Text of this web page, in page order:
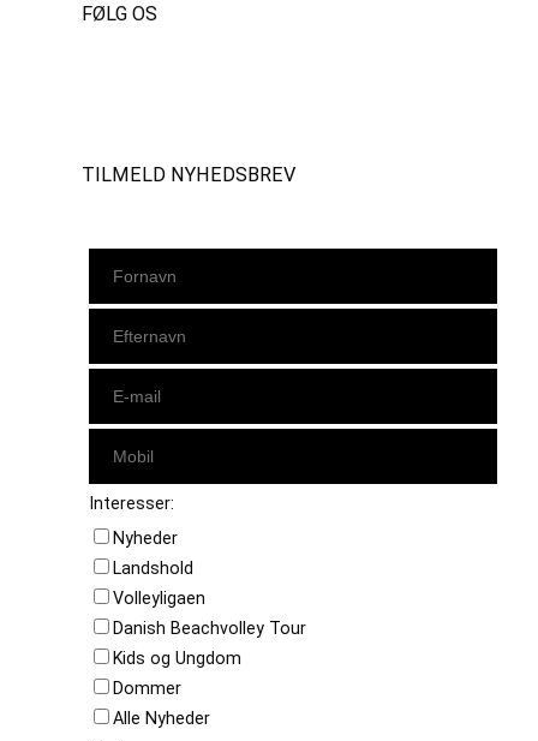
FØLG OS
TILMELD NYHEDSBREV
Interesser:
Nyheder
Landshold
Volleyligaen
Danish Beachvolley Tour
Kids og Ungdom
Dommer
Alle Nyheder